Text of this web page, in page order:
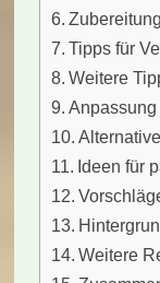
Tipps für
Weitere
Ideen für
Weitere